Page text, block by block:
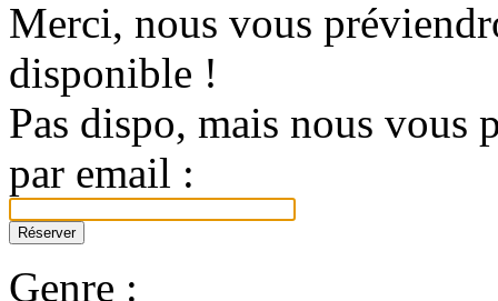
Merci, nous vous
disponible !
Pas dispo, mais nous vous
par email :
Genre :